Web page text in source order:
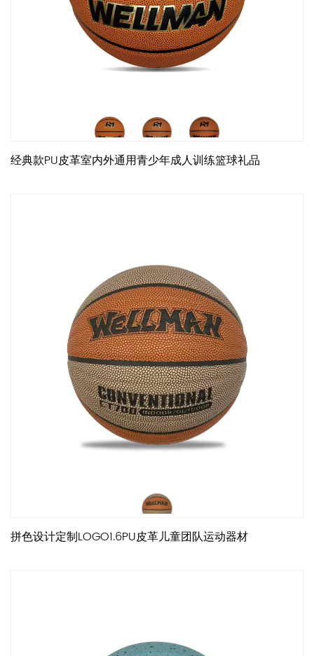
经典款PU皮革室内外通用青少年成人训练篮球礼品
拼色设计定制LOGO1.6PU皮革儿童团队运动器材